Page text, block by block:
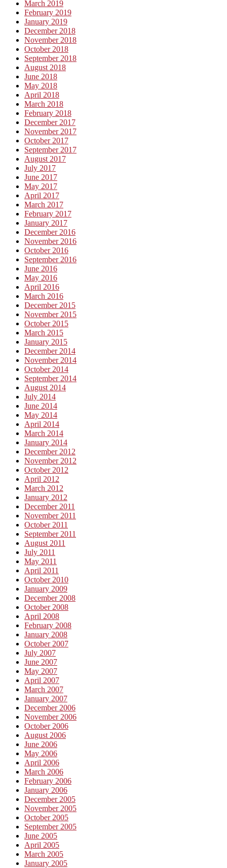
March 2019
February 2019
January 2019
December 2018
November 2018
October 2018
September 2018
August 2018
June 2018
May 2018
April 2018
March 2018
February 2018
December 2017
November 2017
October 2017
September 2017
August 2017
July 2017
June 2017
May 2017
April 2017
March 2017
February 2017
January 2017
December 2016
November 2016
October 2016
September 2016
June 2016
May 2016
April 2016
March 2016
December 2015
November 2015
October 2015
March 2015
January 2015
December 2014
November 2014
October 2014
September 2014
August 2014
July 2014
June 2014
May 2014
April 2014
March 2014
January 2014
December 2012
November 2012
October 2012
April 2012
March 2012
January 2012
December 2011
November 2011
October 2011
September 2011
August 2011
July 2011
May 2011
April 2011
October 2010
January 2009
December 2008
October 2008
April 2008
February 2008
January 2008
October 2007
July 2007
June 2007
May 2007
April 2007
March 2007
January 2007
December 2006
November 2006
October 2006
August 2006
June 2006
May 2006
April 2006
March 2006
February 2006
January 2006
December 2005
November 2005
October 2005
September 2005
June 2005
April 2005
March 2005
January 2005